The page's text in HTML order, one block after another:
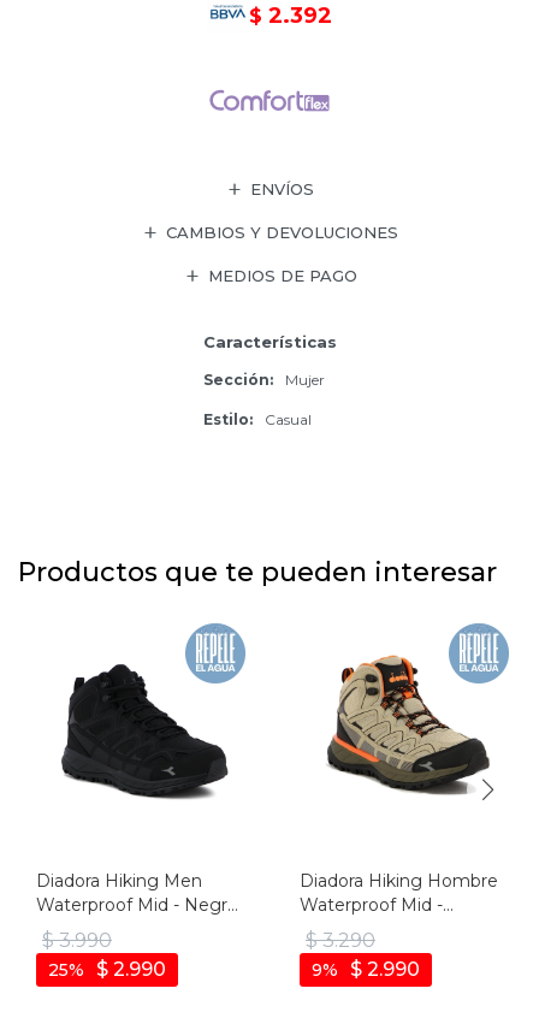
$ 2.392
ENVÍOS
CAMBIOS Y DEVOLUCIONES
MEDIOS DE PAGO
Características
Sección Mujer
Estilo Casual
Productos que te pueden interesar
Diadora Hiking Men
Waterproof Mid - Negro
- Negro
$ 3.990
$ 2.990
25
Diadora Hiking Hombre
Waterproof Mid -
Beige-marron - Beige-
marron
$ 3.290
$ 2.990
9